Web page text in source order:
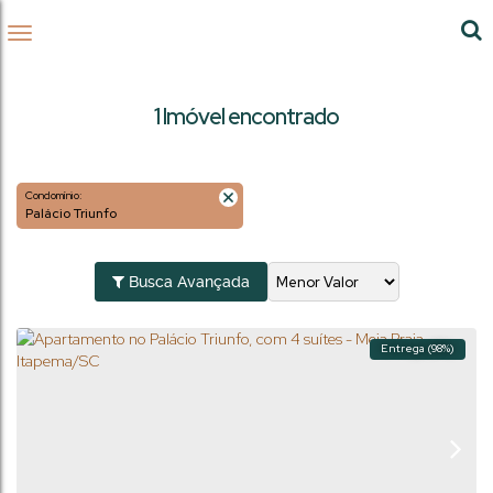
1 Imóvel encontrado
Condomínio:
Palácio Triunfo
Busca Avançada
Entrega (98%)